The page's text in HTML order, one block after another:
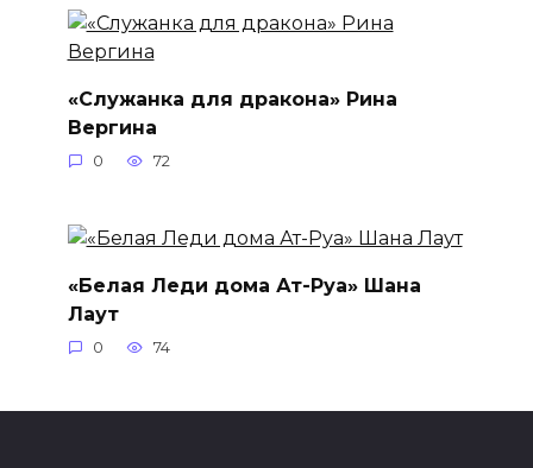
«Служанка для дракона» Рина
Вергина
0 72
«Белая Леди дома Ат-Руа» Шана
Лаут
0 74